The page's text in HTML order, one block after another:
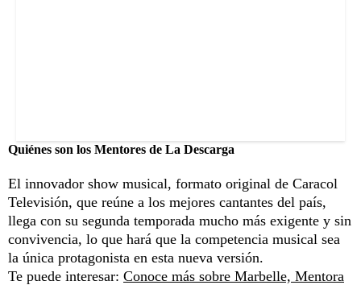
Quiénes son los Mentores de La Descarga
El innovador show musical, formato original de Caracol
Televisión, que reúne a los mejores cantantes del país,
llega con su segunda temporada mucho más exigente y sin
convivencia, lo que hará que la competencia musical sea
la única protagonista en esta nueva versión.
Te puede interesar: Conoce más sobre Marbelle, Mentora